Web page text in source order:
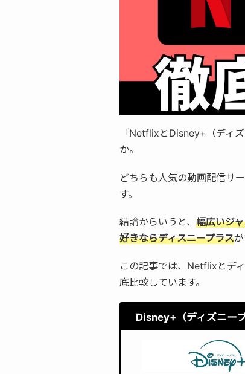
「NetflixとDisney+（ディ
か。
どちらも人気の動画配信サ
す。
結論からいうと、 幅広いジ
好きならディスニープラスが
この記事では、Netflixとデ
底比較しています。
Disney+ （ディズニー